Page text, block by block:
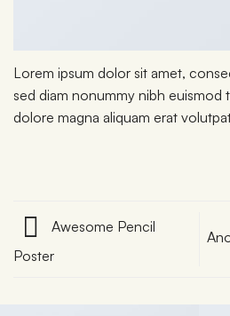
Lorem ipsum dolor sit amet,
sed diam nonummy nibh euismod
dolore magna aliquam erat
Awesome Pencil
Poster